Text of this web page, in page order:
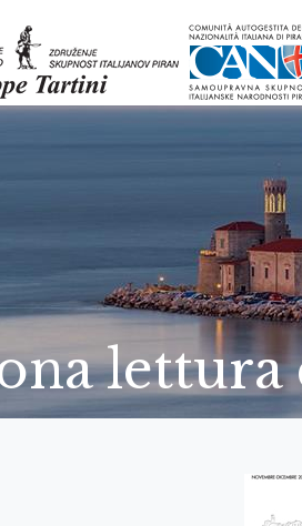
lettura